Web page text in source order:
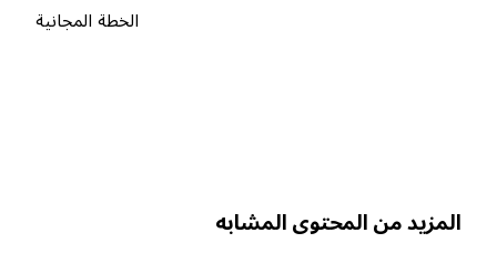
الخطة المجانية
من المحتوى المشابه